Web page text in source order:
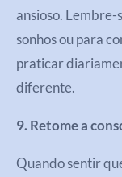
ansioso. Lembre-
sonhos ou para
praticar
diferente.
9. Retome a
Quando sentir